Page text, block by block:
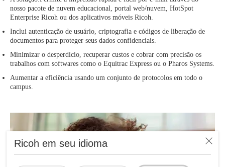
Ricoh em seu idioma
nosso pacote de nuvem educacional, portal web/nuvem, HotSpot
Enterprise Ricoh ou dos aplicativos móveis Ricoh.
Inclui autenticação de usuário, criptografia e códigos de liberação de
documentos para proteger seus dados confidenciais.
Minimizar o desperdício, recuperar custos e cobrar com precisão os
trabalhos com softwares como o Equitrac Express ou o Pharos Systems.
Aumentar a eficiência usando um conjunto de protocolos em todo o
campus.